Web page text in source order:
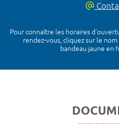
Pour connaître les horaires
rendez-vous, cliquez sur le
bandeau jaune en